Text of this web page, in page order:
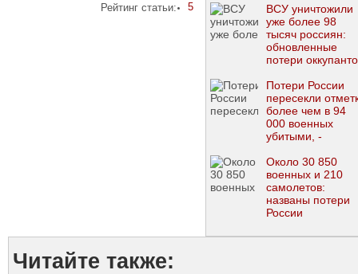
Рейтинг статьи:
5
ВСУ уничтожили
уже более 98
тысяч россиян:
обновленные
потери
Потери России
пересекли
более чем в 94
000 военных
убитыми, -
Около 30 850
военных и 210
самолетов:
названы потери
России
Читайте также: